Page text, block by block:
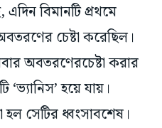
এদিন বিমানটি প্রথমে
চেষ্টা করেছিল।
অবতরণেরচেষ্টা করার
‘ভ্যানিস’ হয়ে যায়।
সেটির ধ্বংসাবশেষ।